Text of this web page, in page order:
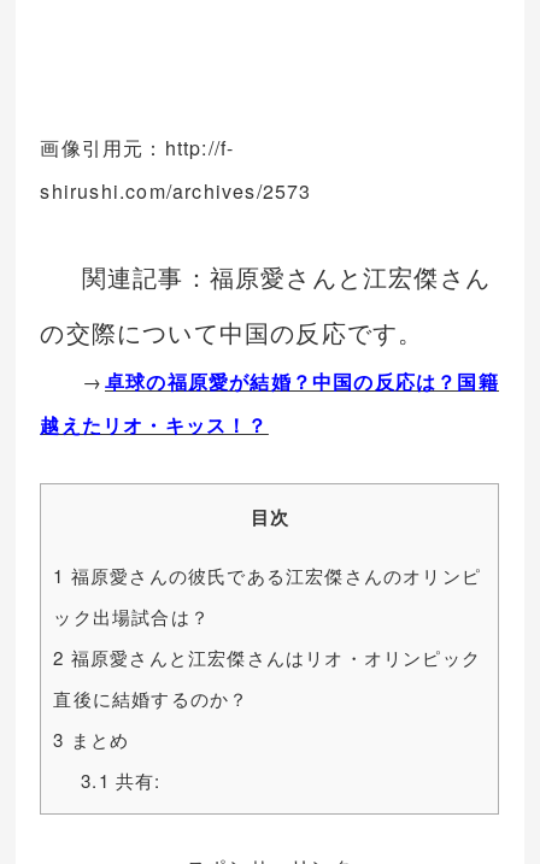
画像引用元：http://f-
shirushi.com/archives/2573
関連記事：福原愛さんと江宏傑さん
の交際について中国の反応です。
→卓球の福原愛が結婚？中国の反応は？国籍
越えたリオ・キッス！？
目次
1 福原愛さんの彼氏である江宏傑さんのオリンピ
ック出場試合は？
2 福原愛さんと江宏傑さんはリオ・オリンピック
直後に結婚するのか？
3 まとめ
3.1 共有: